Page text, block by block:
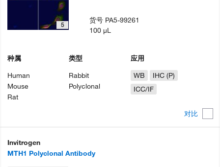
对比
5
种属
Human
Mouse
Rat
类型
Rabbit
Polyclonal
应用
WB
IHC (P)
ICC/IF
货号 PA5-99261
100 µL
Invitrogen
MTH1 Polyclonal Antibody